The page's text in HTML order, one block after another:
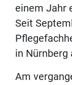
einem Jahr
Seit
in Nürnberg
Am